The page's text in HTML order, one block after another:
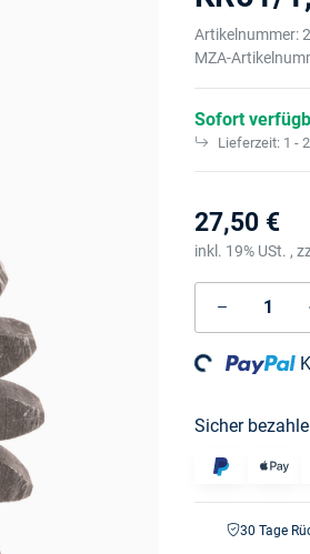
Artikelnummer:
MZA-
Sofort
Lieferzeit: 1 -
27,50 €
inkl. 19% USt. ,
Loading...
Sicher
30 Tage